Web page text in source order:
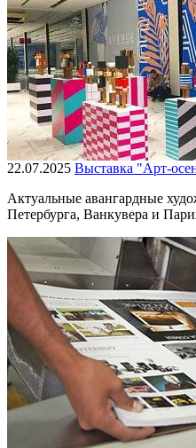
22.07.2025 Выставка "Арт-
Актуальные авангардные
Петербурга, Ванкувера и